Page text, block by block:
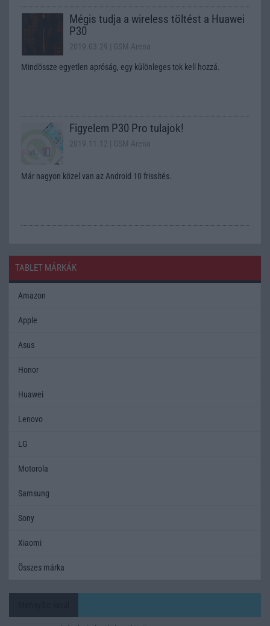
Mégis tudja a wireless töltést a Huawei
P30
2019.03.29 | GSM Arena
Mindössze egyetlen apróság, egy különleges tok kell hozzá.
Figyelem P30 Pro tulajok!
2019.11.12 | GSM Arena
Már nagyon közel van az Android 10 frissítés.
TABLET MÁRKÁK
Amazon
Apple
Asus
Honor
Huawei
Lenovo
LG
Motorola
Samsung
Sony
Xiaomi
Összes márka